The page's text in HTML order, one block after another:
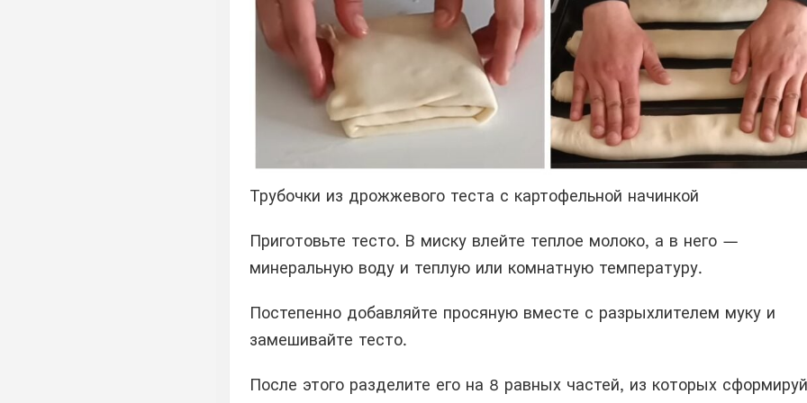
Трубочки из дрожжевого теста с картофельной начинкой
Приготовьте тесто. В миску влейте теплое молоко, а в него —
минеральную воду и теплую или комнатную температуру.
Постепенно добавляйте просяную вместе с разрыхлителем муку и
замешивайте тесто.
После этого разделите его на 8 равных частей, из которых